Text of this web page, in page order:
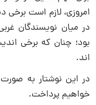
امروزی، لازم است برخی
در میان نویسندگان
بود؛ چنان که برخی
اند.
در این نوشتار به
خواهیم پرداخت.